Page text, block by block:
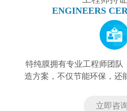
ENGINEERS
特纯膜拥有专业工程师团队
造方案，不仅节能环保，还
立即咨